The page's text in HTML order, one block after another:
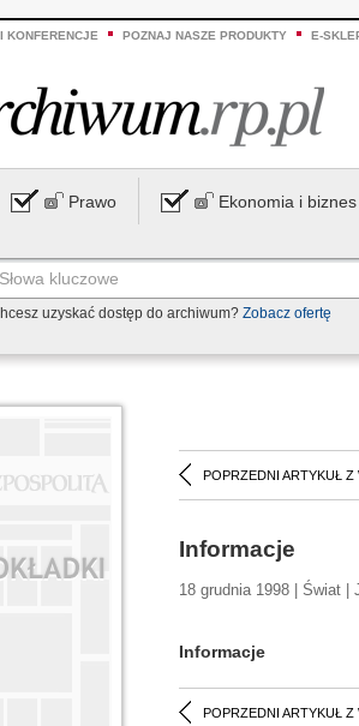
KONFERENCJE POZNAJ NASZE PRODUKTY E-
Prawo Ekonomia i biznes
uzyskać dostęp do archiwum? Zobacz ofertę
POPRZEDNI ARTYKUŁ Z
Informacje
18 grudnia 1998 | Świat |
Informacje
POPRZEDNI ARTYKUŁ Z